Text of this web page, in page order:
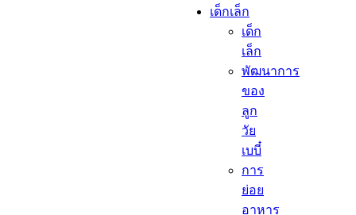
เด็กเล็ก​
เด็ก
เล็ก​
พัฒนาการ
ของ
ลูก
วัย
เบบี๋
การ
ย่อย
อาหาร